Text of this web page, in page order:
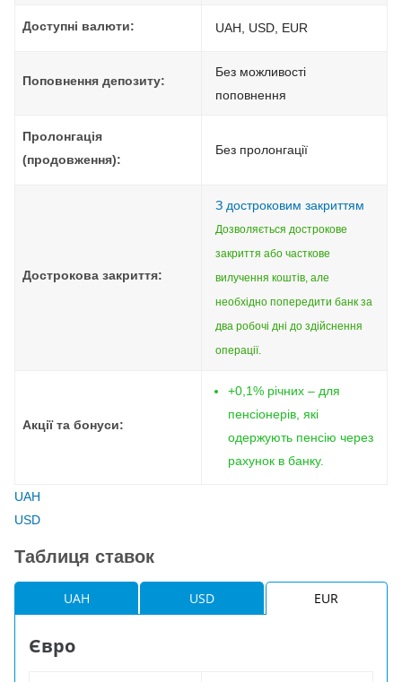
Доступні валюти: UAH, USD, EUR
Поповнення депозиту:
Без можливості
поповнення
Пролонгація
(продовження):
Без пролонгації
Дострокова закриття:
З достроковим закриттям
Дозволяється дострокове
закриття або часткове
вилучення коштів, але
необхідно попередити банк за
два робочі дні до здійснення
операції.
Акції та бонуси:
+0,1% річних – для
пенсіонерів, які
одержують пенсію через
рахунок в банку.
UAH
USD
Таблиця ставок
UAH USD EUR
Євро